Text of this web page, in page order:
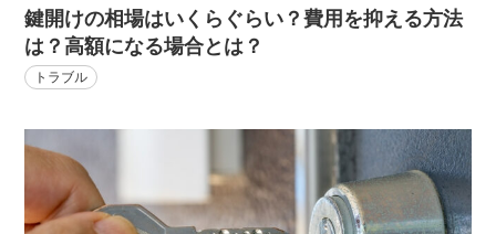
鍵開けの相場はいくらぐらい？費用を抑える方法
は？高額になる場合とは？
トラブル